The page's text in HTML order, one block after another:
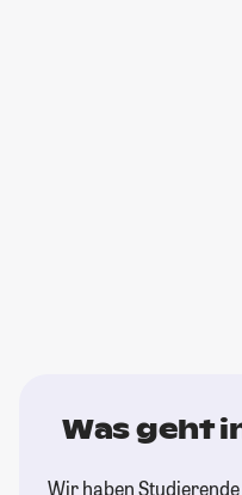
Was geht
Wir haben